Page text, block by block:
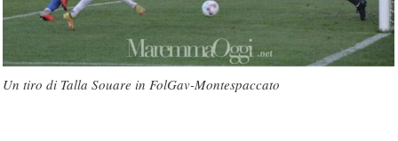
Un tiro di Talla Souare in FolGav-Montespaccato